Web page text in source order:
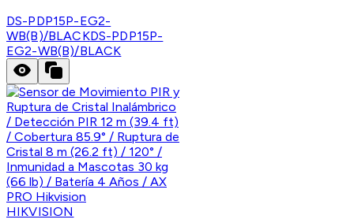
DS-PDP15P-EG2-
WB(B)/BLACKDS-PDP15P-
EG2-WB(B)/BLACK
HIKVISION